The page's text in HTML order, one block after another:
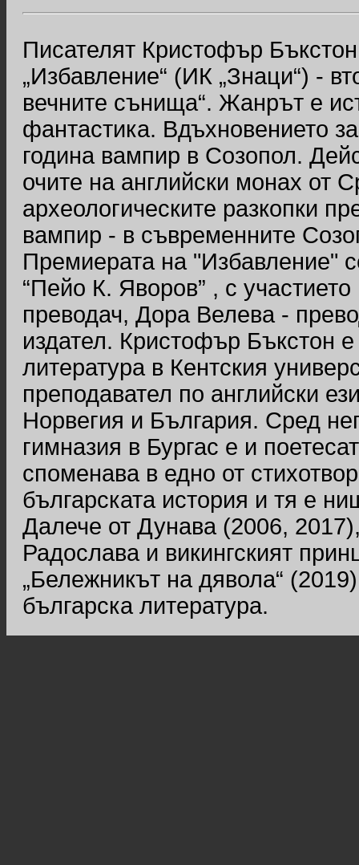
Писателят Кристофър
„Избавление“ (ИК „Знаци“) -
вечните сънища“. Жанрът е
фантастика. Вдъхновението
година вампир в Созопол.
очите на английски монах от
археологическите разкопки
вампир - в съвременните
Премиерата на "Избавление"
“Пейо К. Яворов” , с
преводач, Дора Велева -
издател. Кристофър Бъкстон
литература в Кентския
преподавател по английски
Норвегия и България. Сред
гимназия в Бургас е и
споменава в едно от
българската история и тя е
Далече от Дунава (2006,
Радослава и викингският
„Бележникът на дявола“
българска литература.